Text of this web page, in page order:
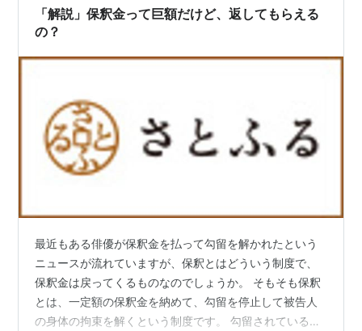
れているのが、ちょいちょい感じるな。。。祝日という
ことだけあって、留置所も日曜のよう…
「解説」保釈金って巨額だけど、返してもらえる
の？
最近もある俳優が保釈金を払って勾留を解かれたという
ニュースが流れていますが、保釈とはどういう制度で、
保釈金は戻ってくるものなのでしょうか。 そもそも保釈
とは、一定額の保釈金を納めて、勾留を停止して被告人
の身体の拘束を解くという制度です。 勾留されている被